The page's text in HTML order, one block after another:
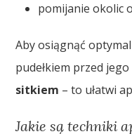
pomijanie okolic
Aby osiągnąć
pudełkiem przed
sitkiem – to ułatwi
Jakie są techniki